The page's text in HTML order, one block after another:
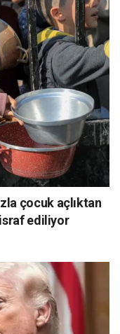
çocuk açlıktan
ediliyor